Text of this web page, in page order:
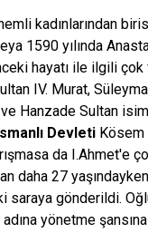
kadınlarından
1590 yılında
hayatı ile ilgili
IV. Murat,
Hanzade Sultan
Devleti Kösem
da I.Ahmet'e
daha 27
gönderildi.
yönetme